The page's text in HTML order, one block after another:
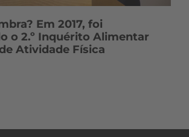
Em 2017, foi
o 2.º Inquérito Alimentar
Atividade Física